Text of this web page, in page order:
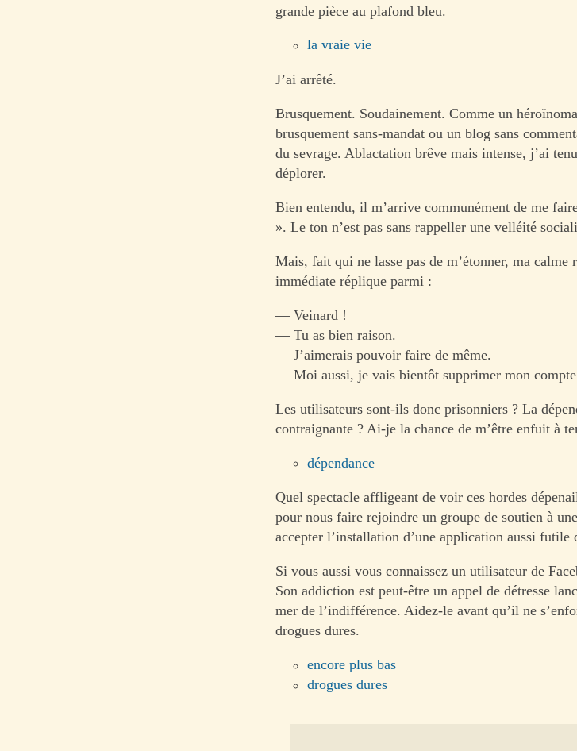
grande pièce au plafond bleu.
la vraie vie
J’ai arrêté.
Brusquement. Soudainement. Comme un
brusquement sans-mandat ou un blog sans
du sevrage. Ablactation brêve mais intense, j’ai
déplorer.
Bien entendu, il m’arrive communément de me
». Le ton n’est pas sans rappeller une velléité
Mais, fait qui ne lasse pas de m’étonner, ma
immédiate réplique parmi :
— Veinard !
— Tu as bien raison.
— J’aimerais pouvoir faire de même.
— Moi aussi, je vais bientôt supprimer mon compte
Les utilisateurs sont-ils donc prisonniers ? La
contraignante ? Ai-je la chance de m’être enfuit à
dépendance
Quel spectacle affligeant de voir ces hordes
pour nous faire rejoindre un groupe de soutien à
accepter l’installation d’une application aussi futile
Si vous aussi vous connaissez un utilisateur de
Son addiction est peut-être un appel de détresse
mer de l’indifférence. Aidez-le avant qu’il ne
drogues dures.
encore plus bas
drogues dures